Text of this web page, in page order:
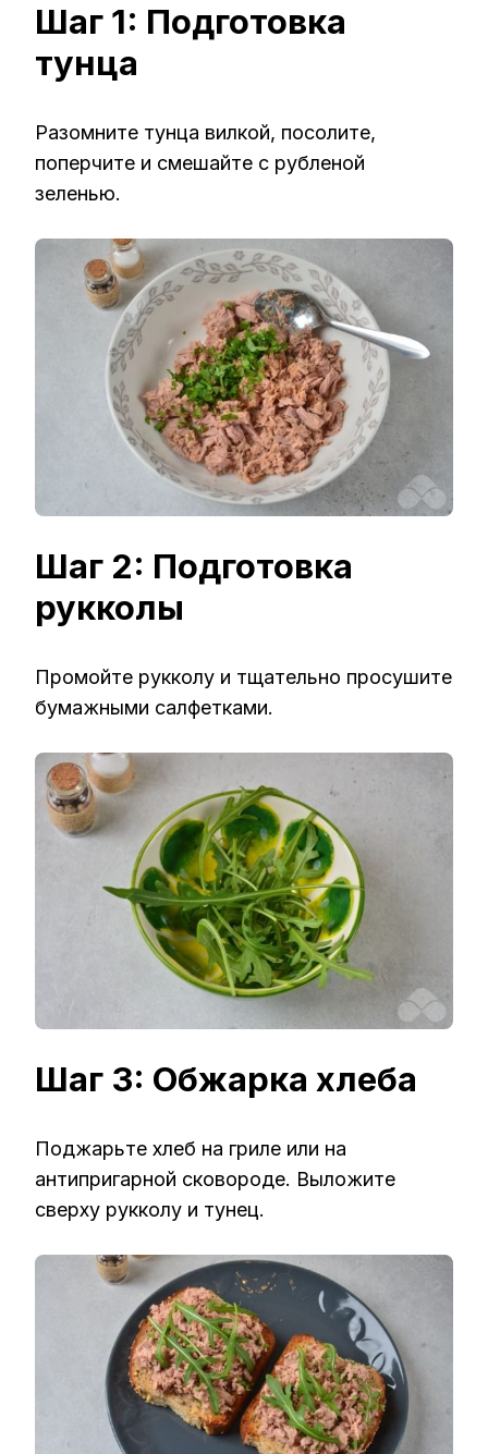
Шаг 1: Подготовка
тунца
Разомните тунца вилкой, посолите,
поперчите и смешайте с рубленой
зеленью.
Шаг 2: Подготовка
рукколы
Промойте рукколу и тщательно просушите
бумажными салфетками.
Шаг 3: Обжарка хлеба
Поджарьте хлеб на гриле или на
антипригарной сковороде. Выложите
сверху рукколу и тунец.